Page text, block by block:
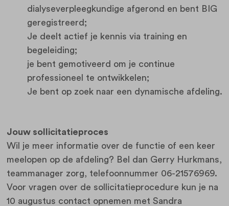
dialyseverpleegkundige afgerond en bent BIG
geregistreerd;
Je deelt actief je kennis via training en
begeleiding;
je bent gemotiveerd om je continue
professioneel te ontwikkelen;
Je bent op zoek naar een dynamische afdeling.
Jouw sollicitatieproces
Wil je meer informatie over de functie of een keer
meelopen op de afdeling? Bel dan Gerry Hurkmans,
teammanager zorg, telefoonnummer 06-21576969.
Voor vragen over de sollicitatieprocedure kun je na
10 augustus contact opnemen met Sandra